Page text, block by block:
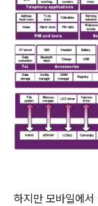
하지만 모바일에